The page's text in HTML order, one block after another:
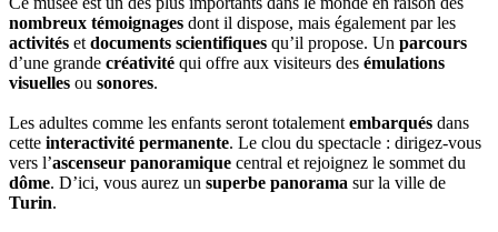
nombreux témoignages dont il dispose, mais également par les
activités et documents scientifiques qu’il propose. Un parcours
d’une grande créativité qui offre aux visiteurs des émulations
visuelles ou sonores.
Les adultes comme les enfants seront totalement embarqués dans
cette interactivité permanente. Le clou du spectacle : dirigez-vous
vers l’ascenseur panoramique central et rejoignez le sommet du
dôme. D’ici, vous aurez un superbe panorama sur la ville de
Turin.